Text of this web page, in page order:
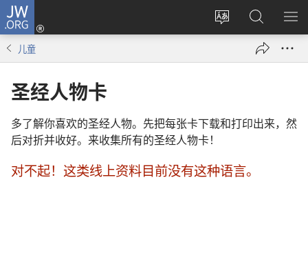
JW.ORG
更
登
录
（打
搜
索
JW.ORG
显
儿童
圣经人物卡
多了解你喜欢的圣经人物。先把每张卡下载和打印出来，然
后对折并收好。来收集所有的圣经人物卡！
对不起！这类线上资料目前没有这种语言。